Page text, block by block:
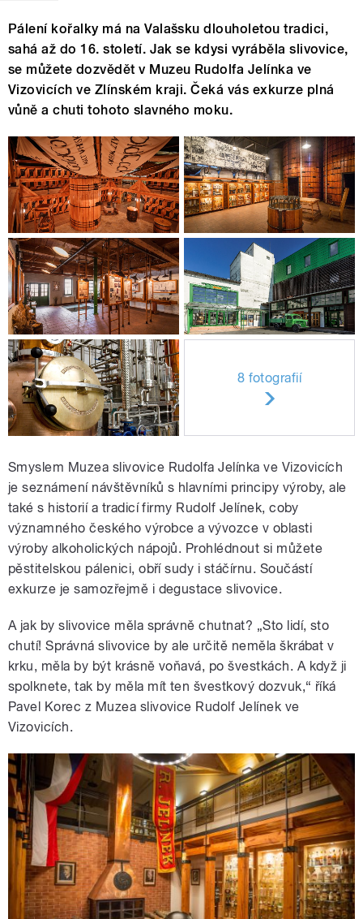
Pálení kořalky má na Valašsku dlouholetou tradici,
sahá až do 16. století. Jak se kdysi vyráběla slivovice,
se můžete dozvědět v Muzeu Rudolfa Jelínka ve
Vizovicích ve Zlínském kraji. Čeká vás exkurze plná
vůně a chuti tohoto slavného moku.
8 fotografií
Smyslem Muzea slivovice Rudolfa Jelínka ve Vizovicích
je seznámení návštěvníků s hlavními principy výroby, ale
také s historií a tradicí firmy Rudolf Jelínek, coby
významného českého výrobce a vývozce v oblasti
výroby alkoholických nápojů. Prohlédnout si můžete
pěstitelskou pálenici, obří sudy i stáčírnu. Součástí
exkurze je samozřejmě i degustace slivovice.
A jak by slivovice měla správně chutnat? „Sto lidí, sto
chutí! Správná slivovice by ale určitě neměla škrábat v
krku, měla by být krásně voňavá, po švestkách. A když ji
spolknete, tak by měla mít ten švestkový dozvuk,“ říká
Pavel Korec z Muzea slivovice Rudolf Jelínek ve
Vizovicích.